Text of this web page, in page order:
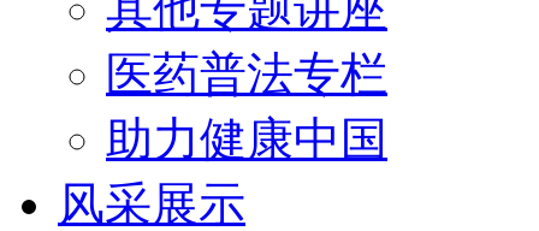
医药普法专栏
助力健康中国
风采展示